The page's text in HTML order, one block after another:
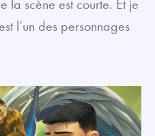
la scène est courte. Et je
l’un des personnages